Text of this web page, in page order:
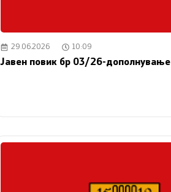
29.06.2026 10:09
Јавен повик бр 03/26-дополнување